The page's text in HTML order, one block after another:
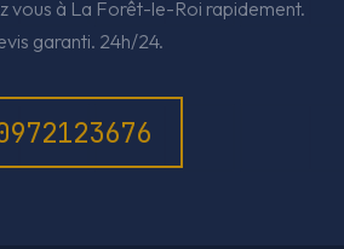
vous à La Forêt-le-Roi rapidement.
garanti. 24h/24.